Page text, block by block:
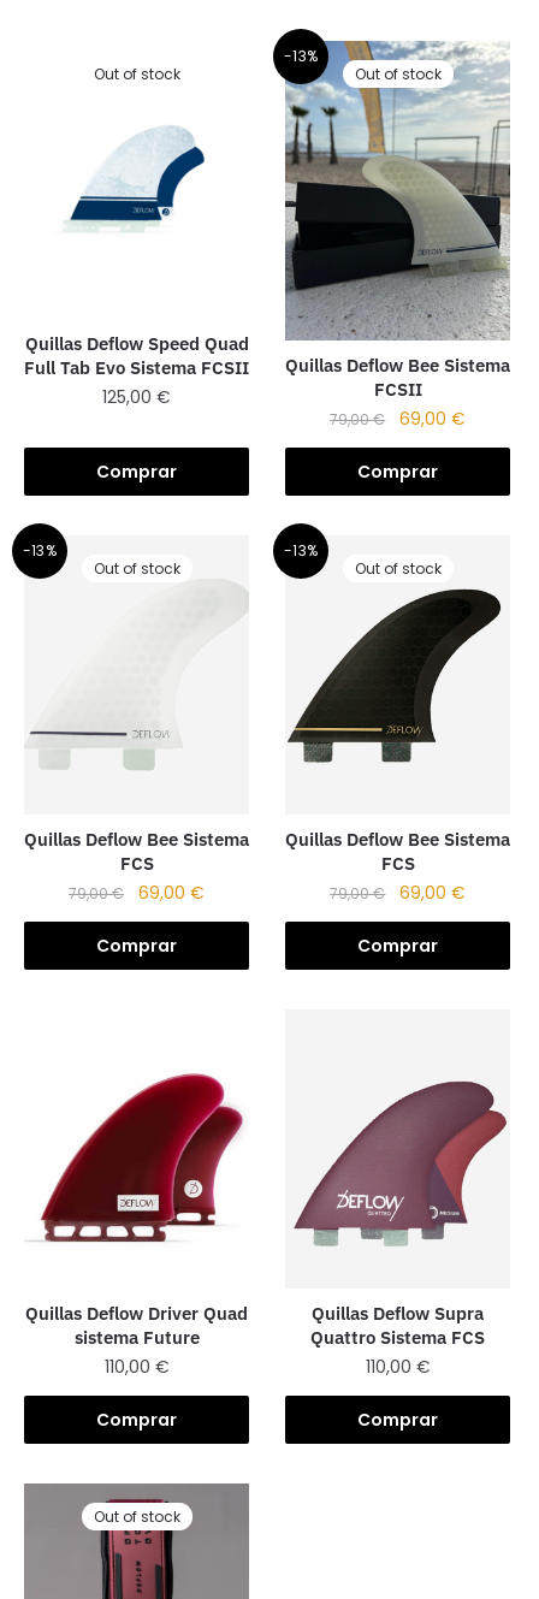
Out of stock
Quillas Deflow Speed Quad
Full Tab Evo Sistema FCSII
125,00€
Comprar
-13%
Out of stock
Quillas Deflow Bee Sistema
FCSII
79,00€ 69,00€
Comprar
-13%
Out of stock
Quillas Deflow Bee Sistema
FCS
79,00€ 69,00€
Comprar
-13%
Out of stock
Quillas Deflow Bee Sistema
FCS
79,00€ 69,00€
Comprar
Quillas Deflow Driver Quad
sistema Future
110,00 €
Comprar
Quillas Deflow Supra
Quattro Sistema FCS
110,00 €
Comprar
Out of stock